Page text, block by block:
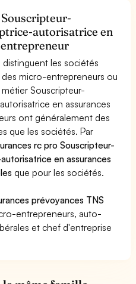
Souscripteur-
autorisatrice en
les sociétés
des micro-entrepreneurs ou
Souscripteur-
en assurances
ont généralement des
que les sociétés. Par
rc pro Souscripteur-
en assurances
que pour les sociétés.
prévoyances TNS
entrepreneurs, auto-
et chef d'entreprise